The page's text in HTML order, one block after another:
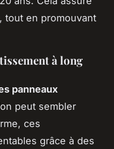
tout en promouvant
à long
panneaux
peut sembler
ces
grâce à des